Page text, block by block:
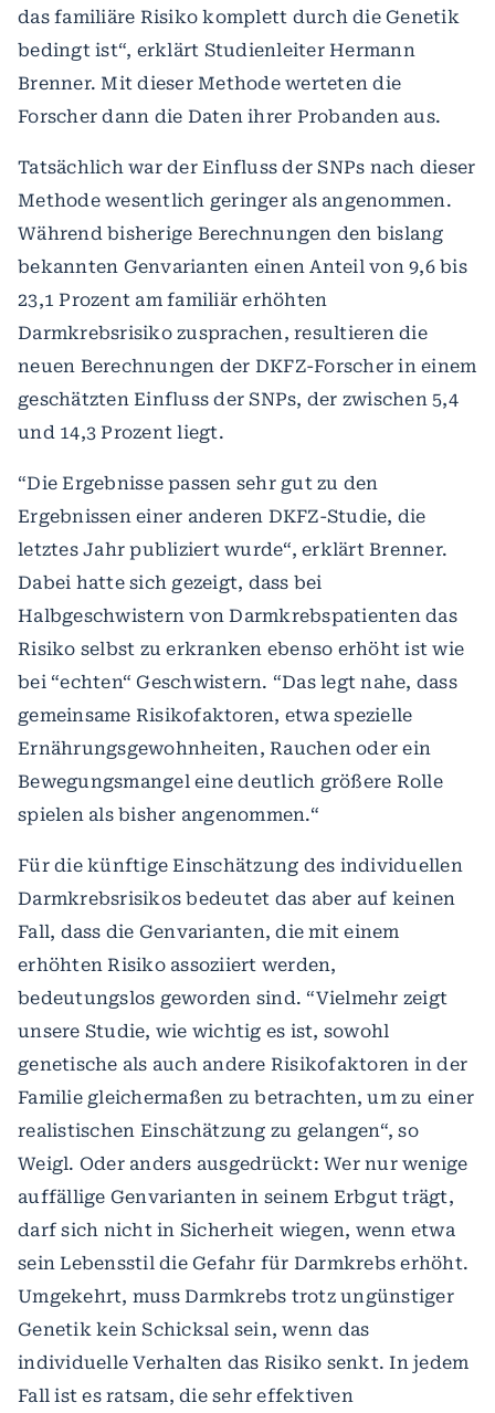
das familiäre Risiko komplett durch die Genetik
bedingt ist“, erklärt Studienleiter Hermann
Brenner. Mit dieser Methode werteten die
Forscher dann die Daten ihrer Probanden aus.
Tatsächlich war der Einfluss der SNPs nach dieser
Methode wesentlich geringer als angenommen.
Während bisherige Berechnungen den bislang
bekannten Genvarianten einen Anteil von 9,6 bis
23,1 Prozent am familiär erhöhten
Darmkrebsrisiko zusprachen, resultieren die
neuen Berechnungen der DKFZ-Forscher in einem
geschätzten Einfluss der SNPs, der zwischen 5,4
und 14,3 Prozent liegt.
“Die Ergebnisse passen sehr gut zu den
Ergebnissen einer anderen DKFZ-Studie, die
letztes Jahr publiziert wurde“, erklärt Brenner.
Dabei hatte sich gezeigt, dass bei
Halbgeschwistern von Darmkrebspatienten das
Risiko selbst zu erkranken ebenso erhöht ist wie
bei “echten“ Geschwistern. “Das legt nahe, dass
gemeinsame Risikofaktoren, etwa spezielle
Ernährungsgewohnheiten, Rauchen oder ein
Bewegungsmangel eine deutlich größere Rolle
spielen als bisher angenommen.“
Für die künftige Einschätzung des individuellen
Darmkrebsrisikos bedeutet das aber auf keinen
Fall, dass die Genvarianten, die mit einem
erhöhten Risiko assoziiert werden,
bedeutungslos geworden sind. “Vielmehr zeigt
unsere Studie, wie wichtig es ist, sowohl
genetische als auch andere Risikofaktoren in der
Familie gleichermaßen zu betrachten, um zu einer
realistischen Einschätzung zu gelangen“, so
Weigl. Oder anders ausgedrückt: Wer nur wenige
auffällige Genvarianten in seinem Erbgut trägt,
darf sich nicht in Sicherheit wiegen, wenn etwa
sein Lebensstil die Gefahr für Darmkrebs erhöht.
Umgekehrt, muss Darmkrebs trotz ungünstiger
Genetik kein Schicksal sein, wenn das
individuelle Verhalten das Risiko senkt. In jedem
Fall ist es ratsam, die sehr effektiven